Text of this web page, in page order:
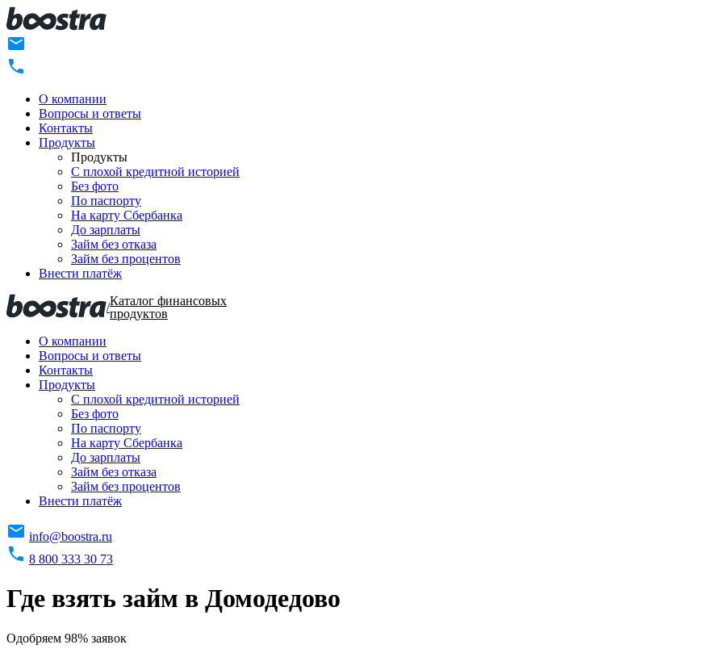
О компании
Вопросы и ответы
Контакты
Продукты
Продукты
C плохой кредитной историей
Без фото
По паспорту
На карту Сбербанка
До зарплаты
Займ без отказа
Займ без процентов
Внести платёж
/Каталог финансовых
продуктов
О компании
Вопросы и ответы
Контакты
Продукты
C плохой кредитной историей
Без фото
По паспорту
На карту Сбербанка
До зарплаты
Займ без отказа
Займ без процентов
Внести платёж
info@boostra.ru
8 800 333 30 73
Где взять займ в Домодедово
Одобряем 98% заявок